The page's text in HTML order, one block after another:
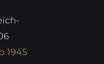
1945